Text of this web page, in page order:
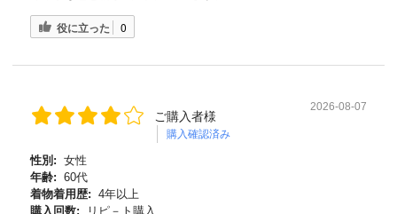
役に立った 0
ご購入者様
購入確認済み
2026-08-07
性別: 女性
年齢: 60代
着物着用歴: 4年以上
購入回数:
リピ－ト購入